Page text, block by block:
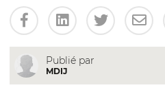
Publié par
MDIJ